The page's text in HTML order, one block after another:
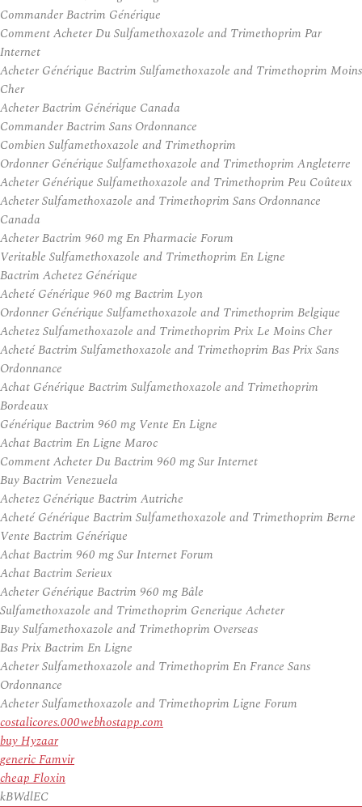
Commander Bactrim Générique
Comment Acheter Du Sulfamethoxazole and Trimethoprim Par
Internet
Acheter Générique Bactrim Sulfamethoxazole and Trimethoprim Moins
Cher
Acheter Bactrim Générique Canada
Commander Bactrim Sans Ordonnance
Combien Sulfamethoxazole and Trimethoprim
Ordonner Générique Sulfamethoxazole and Trimethoprim Angleterre
Acheter Générique Sulfamethoxazole and Trimethoprim Peu Coûteux
Acheter Sulfamethoxazole and Trimethoprim Sans Ordonnance
Canada
Acheter Bactrim 960 mg En Pharmacie Forum
Veritable Sulfamethoxazole and Trimethoprim En Ligne
Bactrim Achetez Générique
Acheté Générique 960 mg Bactrim Lyon
Ordonner Générique Sulfamethoxazole and Trimethoprim Belgique
Achetez Sulfamethoxazole and Trimethoprim Prix Le Moins Cher
Acheté Bactrim Sulfamethoxazole and Trimethoprim Bas Prix Sans
Ordonnance
Achat Générique Bactrim Sulfamethoxazole and Trimethoprim
Bordeaux
Générique Bactrim 960 mg Vente En Ligne
Achat Bactrim En Ligne Maroc
Comment Acheter Du Bactrim 960 mg Sur Internet
Buy Bactrim Venezuela
Achetez Générique Bactrim Autriche
Acheté Générique Bactrim Sulfamethoxazole and Trimethoprim Berne
Vente Bactrim Générique
Achat Bactrim 960 mg Sur Internet Forum
Achat Bactrim Serieux
Acheter Générique Bactrim 960 mg Bâle
Sulfamethoxazole and Trimethoprim Generique Acheter
Buy Sulfamethoxazole and Trimethoprim Overseas
Bas Prix Bactrim En Ligne
Acheter Sulfamethoxazole and Trimethoprim En France Sans
Ordonnance
Acheter Sulfamethoxazole and Trimethoprim Ligne Forum
costalicores.000webhostapp.com
buy Hyzaar
generic Famvir
cheap Floxin
kBWdlEC